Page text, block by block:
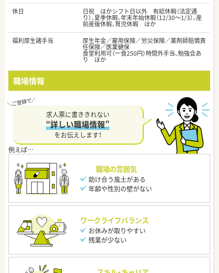
休日
日祝 ほかシフト日以外 有給休暇（法定通
り）、夏季休暇、年末年始休暇（12/30～1/3）、産
前産後休暇、育児休暇 ほか
福利厚生諸手当
厚生年金／雇用保険／労災保険／薬剤師賠償責
任保険／医業健保
食堂利用可（一食250円）時間外手当、勉強会あ
り ほか
職場情報
求人票に書ききれない
“詳しい職場情報”
をお伝えします！
職場の雰囲気
助け合う風土がある
年齢や性別の壁がない
ワークライフバランス
お休みが取りやすい
残業が少ない